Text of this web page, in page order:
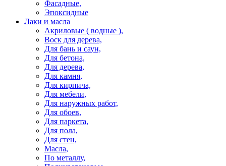
Фасадные,
Эпоксидные
Лаки и масла
Акриловые ( водные ),
Воск для дерева,
Для бань и саун,
Для бетона,
Для дерева,
Для камня,
Для кирпича,
Для мебели,
Для наружных работ,
Для обоев,
Для паркета,
Для пола,
Для стен,
Масла,
По металлу,